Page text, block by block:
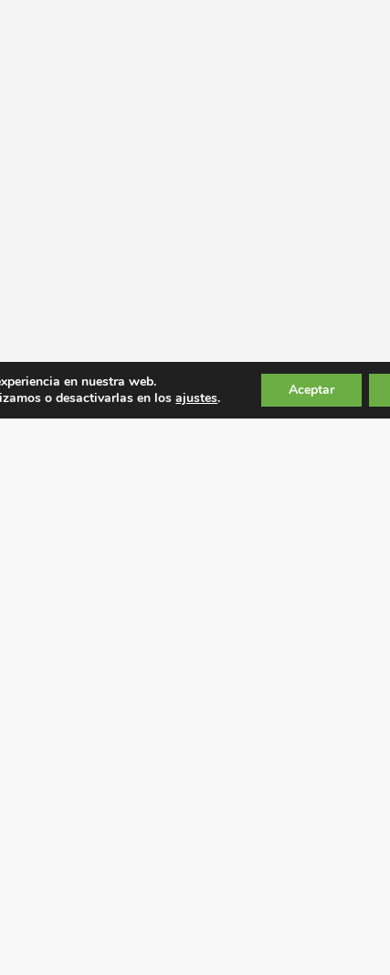
en nuestra web.
o desactivarlas en losajustes. Aceptar